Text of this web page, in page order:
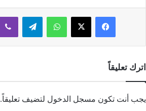
فيسبوك ‫X واتساب تيلقرام
اترك تعليقاً
يجب أنت تكون مسجل الدخول لتضيف تعليقاً.